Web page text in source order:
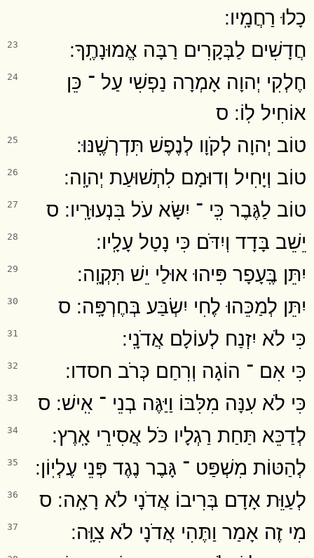
כָלוּ רַחֲמָֽיו ׃
23 חֲדָשִׁים לַבְּקָרִים רַבָּה אֱמוּנָתֶֽךָ ׃
24
חֶלְקִי יְהוָה אָמְרָה נַפְשִׁי עַל ־ כֵּן
אוֹחִיל לֽוֹ ׃ ס
25 טוֹב יְהוָה לְקֹוָו לְנֶפֶשׁ תִּדְרְשֶֽׁנּוּ ׃
26 טוֹב וְיָחִיל וְדוּמָם לִתְשׁוּעַת יְהוָֽה ׃
27 טוֹב לַגֶּבֶר כִּֽי ־ יִשָּׂא עֹל בִּנְעוּרָֽיו ׃ ס
28 יֵשֵׁב בָּדָד וְיִדֹּם כִּי נָטַל עָלָֽיו ׃
29 יִתֵּן בֶּֽעָפָר פִּיהוּ אוּלַי יֵשׁ תִּקְוָֽה ׃
30 יִתֵּן לְמַכֵּהוּ לֶחִי יִשְׂבַּע בְּחֶרְפָּֽה ׃ ס
31 כִּי לֹא יִזְנַח לְעוֹלָם אֲדֹנָֽי ׃
32 כִּי אִם ־ הוֹגָה וְרִחַם כְּרֹב חסדו ׃
33 כִּי לֹא עִנָּה מִלִּבּוֹ וַיַּגֶּה בְנֵי ־ אִֽישׁ ׃ ס
34 לְדַכֵּא תַּחַת רַגְלָיו כֹּל אֲסִירֵי אָֽרֶץ ׃
35 לְהַטּוֹת מִשְׁפַּט ־ גָּבֶר נֶגֶד פְּנֵי עֶלְיֽוֹן ׃
36 לְעַוֵּת אָדָם בְּרִיבוֹ אֲדֹנָי לֹא רָאָֽה ׃ ס
37 מִי זֶה אָמַר וַתֶּהִי אֲדֹנָי לֹא צִוָּֽה ׃